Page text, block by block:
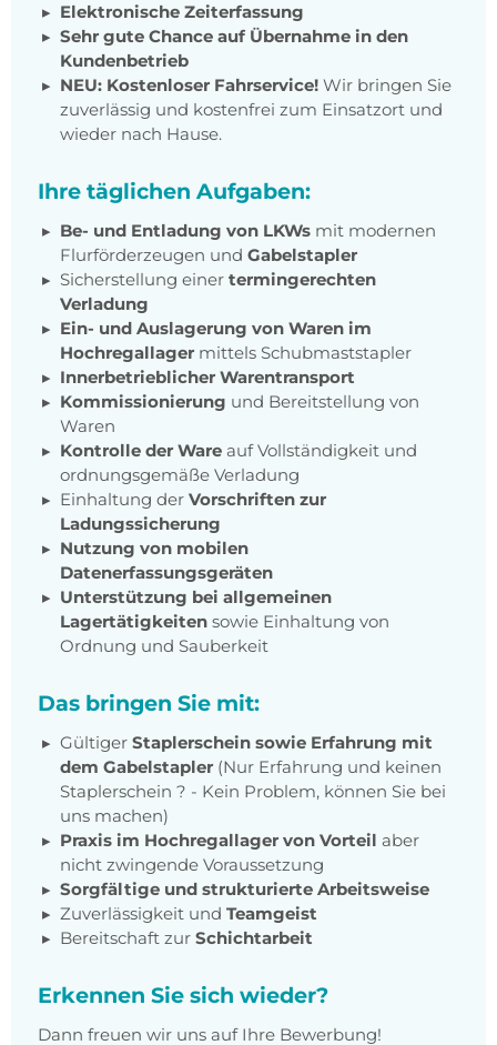
Elektronische Zeiterfassung
Sehr gute Chance auf Übernahme in den
Kundenbetrieb
NEU: Kostenloser Fahrservice! Wir bringen Sie
zuverlässig und kostenfrei zum Einsatzort und
wieder nach Hause.
Ihre täglichen Aufgaben:
Be- und Entladung von LKWs mit modernen
Flurförderzeugen und Gabelstapler
Sicherstellung einer termingerechten
Verladung
Ein- und Auslagerung von Waren im
Hochregallager mittels Schubmaststapler
Innerbetrieblicher Warentransport
Kommissionierung und Bereitstellung von
Waren
Kontrolle der Ware auf Vollständigkeit und
ordnungsgemäße Verladung
Einhaltung der Vorschriften zur
Ladungssicherung
Nutzung von mobilen
Datenerfassungsgeräten
Unterstützung bei allgemeinen
Lagertätigkeiten sowie Einhaltung von
Ordnung und Sauberkeit
Das bringen Sie mit:
Gültiger Staplerschein sowie Erfahrung mit
dem Gabelstapler (Nur Erfahrung und keinen
Staplerschein ? - Kein Problem, können Sie bei
uns machen)
Praxis im Hochregallager von Vorteil aber
nicht zwingende Voraussetzung
Sorgfältige und strukturierte Arbeitsweise
Zuverlässigkeit und Teamgeist
Bereitschaft zur Schichtarbeit
Erkennen Sie sich wieder?
Dann freuen wir uns auf Ihre Bewerbung!